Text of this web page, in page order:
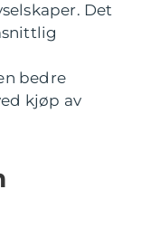
Det
bedre
kjøp av